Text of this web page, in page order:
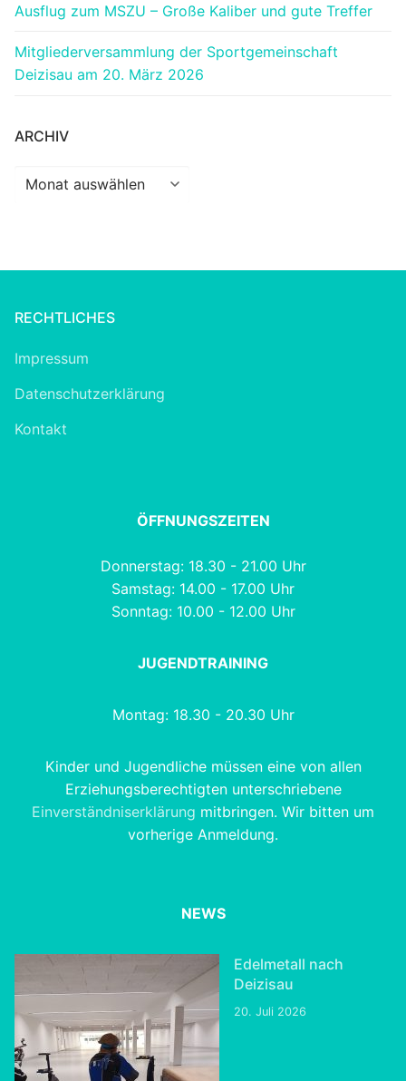
Ausflug zum MSZU – Große Kaliber und gute Treffer
Mitgliederversammlung der Sportgemeinschaft
Deizisau am 20. März 2026
ARCHIV
Archiv
RECHTLICHES
Impressum
Datenschutzerklärung
Kontakt
ÖFFNUNGSZEITEN
Donnerstag: 18.30 - 21.00 Uhr
Samstag: 14.00 - 17.00 Uhr
Sonntag: 10.00 - 12.00 Uhr
JUGENDTRAINING
Montag: 18.30 - 20.30 Uhr
Kinder und Jugendliche müssen eine von allen
Erziehungsberechtigten unterschriebene
Einverständniserklärung mitbringen. Wir bitten um
vorherige Anmeldung.
NEWS
Edelmetall nach
Deizisau
20. Juli 2026